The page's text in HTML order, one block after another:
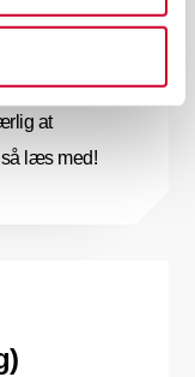
“af sig selv”
at
læs med!